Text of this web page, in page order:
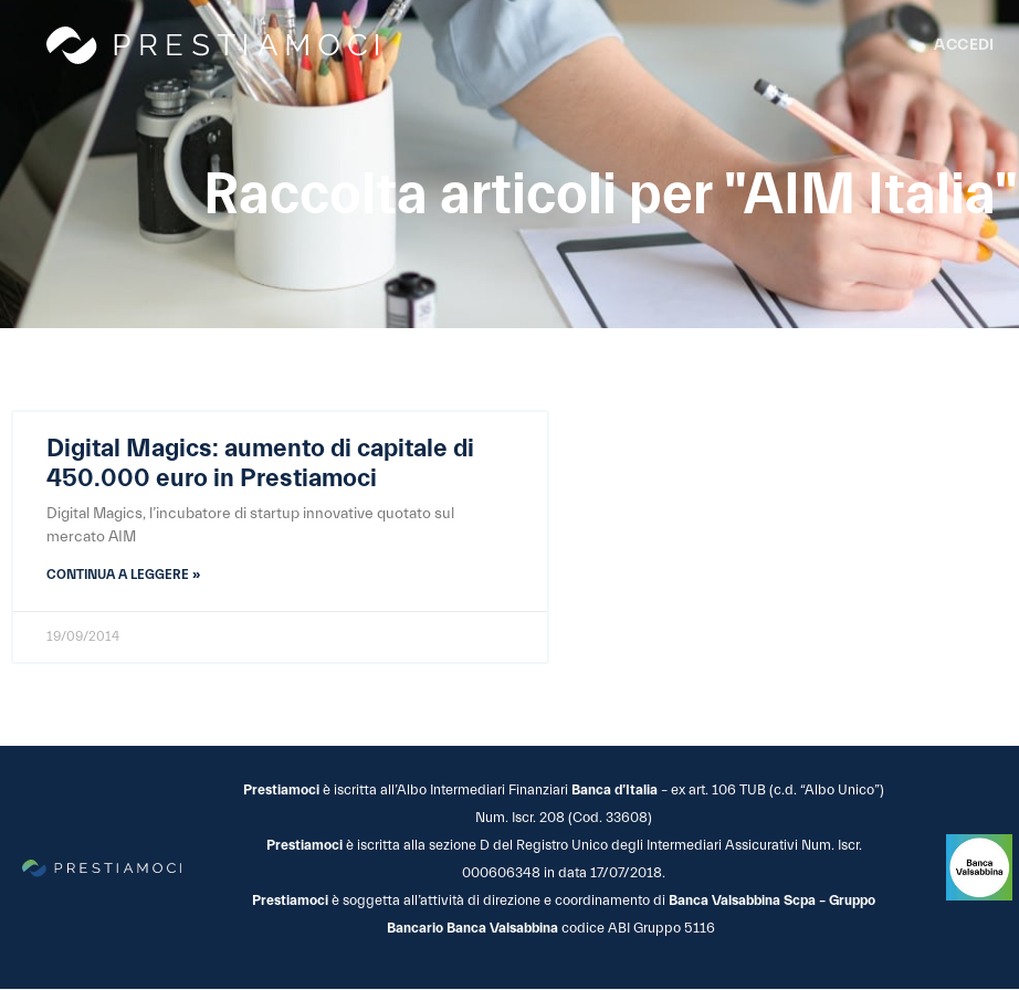
ACCEDI
Raccolta articoli per "AIM Italia"
Digital Magics: aumento di capitale di
450.000 euro in Prestiamoci
Digital Magics, l’incubatore di startup innovative quotato sul
mercato AIM
CONTINUA A LEGGERE »
19/09/2014
Prestiamoci è iscritta all’Albo Intermediari Finanziari Banca d’Italia – ex art. 106 TUB (c.d. “Albo Unico”)
Num. Iscr. 208 (Cod. 33608)
Prestiamociè iscritta alla sezione D del Registro Unico degli Intermediari Assicurativi Num. Iscr.
000606348 in data 17/07/2018.
Prestiamociè soggetta all’attività di direzione e coordinamento di Banca Valsabbina Scpa – Gruppo
Bancario Banca Valsabbina codice ABI Gruppo 5116